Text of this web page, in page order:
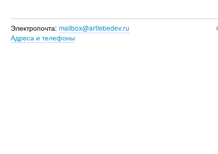
Электропочта: mailbox@artlebedev.ru
Адреса и телефоны